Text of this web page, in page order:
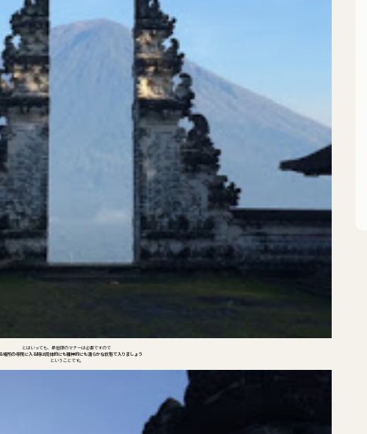
とはいっても、最低限のマナーは必要ですので
場所の寺院に入る時は肉体的にも精神的にも清らかな状態で入りましょう
ということです。